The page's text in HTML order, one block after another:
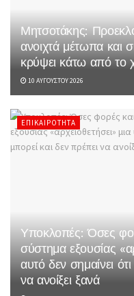
Μητσοτάκης:
ανοιχτά μέτωπα και
κρύψει κάτω από το
10 ΑΥΓΟΎΣΤΟΥ 2026
ΕΠΙΚΑΙΡΌΤΗΤΑ
Υποκλοπές: Όσες
σύστημα εξουσίας
αυτό δεν σημαίνει
να ανοίξει ξανά